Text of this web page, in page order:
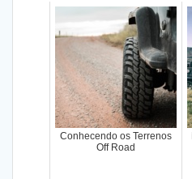
Conhecendo os Terrenos
Off Road